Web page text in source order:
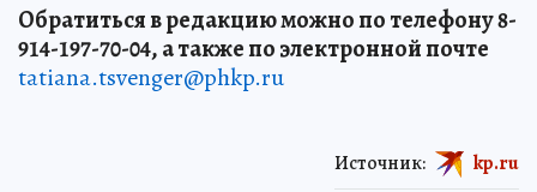
Обратиться в редакцию можно по телефону 8-
914-197-70-04, а также по электронной почте
tatiana.tsvenger@phkp.ru
Источник: kp.ru